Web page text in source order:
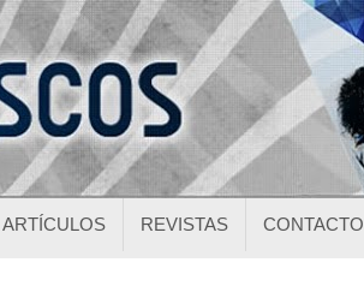
ARTÍCULOS REVISTAS CONTACTO